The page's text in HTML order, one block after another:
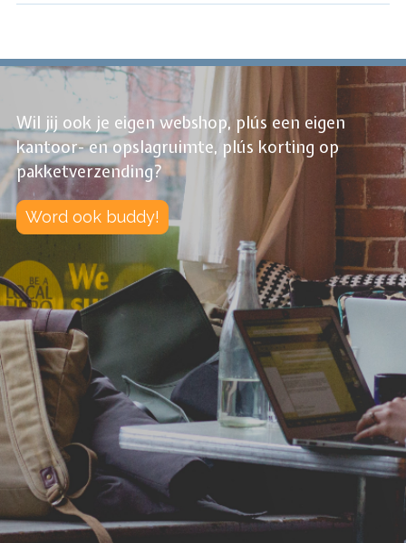
Wil jij ook je eigen webshop, plús een eigen
kantoor- en opslagruimte, plús korting op
pakketverzending?
Word ook buddy!